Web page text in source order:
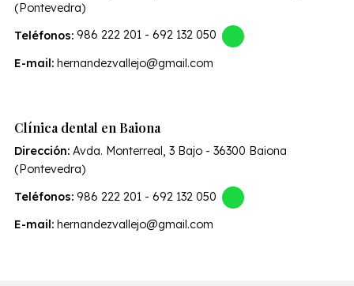
(Pontevedra)
Teléfonos: 986 222 201- 692 132 050
E-mail: hernandezvallejo@gmail.com
Clínica dental en Baiona
Dirección: Avda. Monterreal, 3 Bajo - 36300 Baiona
(Pontevedra)
Teléfonos: 986 222 201- 692 132 050
E-mail: hernandezvallejo@gmail.com